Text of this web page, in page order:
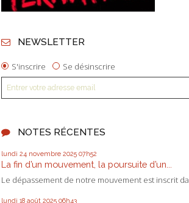
NEWSLETTER
S'inscrire Se désinscrire
NOTES RÉCENTES
lundi 24 novembre 2025 07h52
La fin d’un mouvement, la poursuite d’un...
Le dépassement de notre mouvement est inscrit
lundi 18 août 2025 06h43